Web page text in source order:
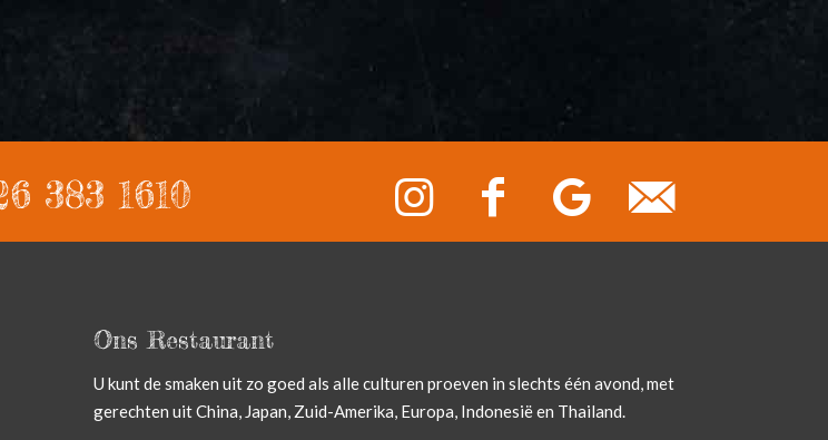
383 1610
Ons Restaurant
U kunt de smaken uit zo goed als alle culturen proeven in slechts één avond, met
gerechten uit China, Japan, Zuid-Amerika, Europa, Indonesië en Thailand.